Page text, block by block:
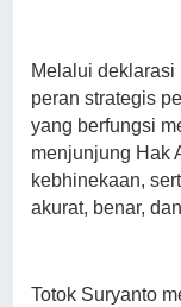
Melalui deklarasi
peran strategis
yang berfungsi
menjunjung Hak
kebhinekaan,
akurat, benar,
Totok Suryanto